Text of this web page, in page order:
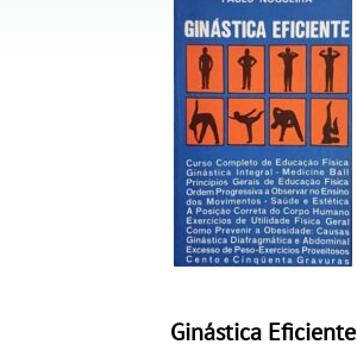
Ginástica Eficiente